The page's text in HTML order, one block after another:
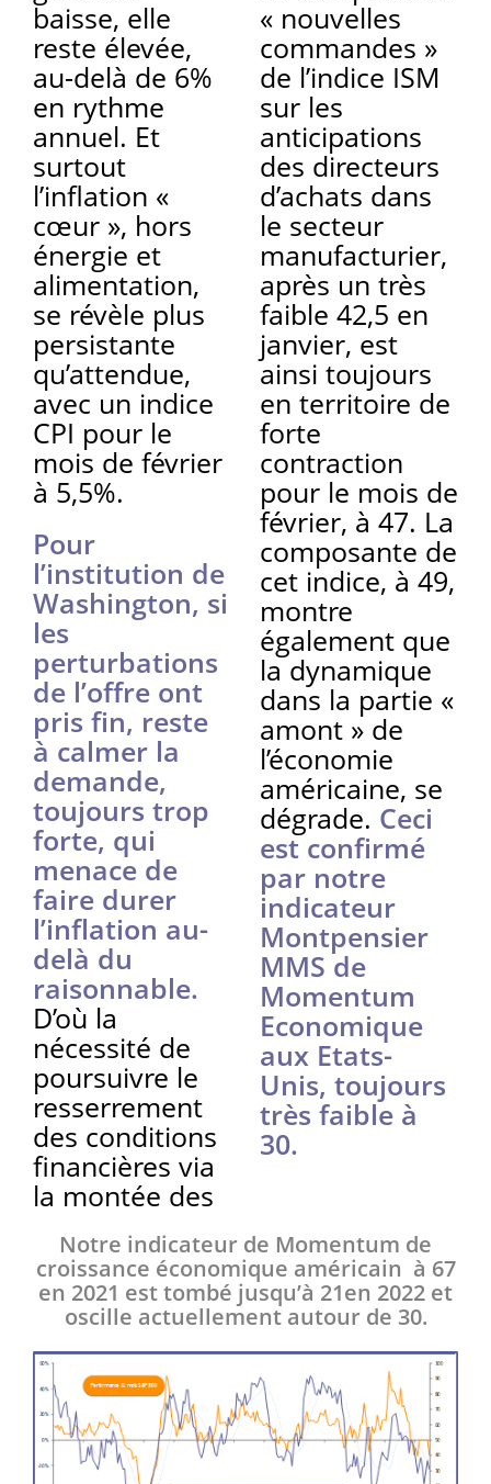
baisse, elle
reste élevée,
au-delà de 6%
en rythme
annuel. Et
surtout
l’inflation «
cœur », hors
énergie et
alimentation,
se révèle plus
persistante
qu’attendue,
avec un indice
CPI pour le
mois de février
à 5,5%.
Pour
l’institution de
Washington, si
les
perturbations
de l’offre ont
pris fin, reste
à calmer la
demande,
toujours trop
forte, qui
menace de
faire durer
l’inflation au-
delà du
raisonnable.
D’où la
nécessité de
poursuivre le
resserrement
des conditions
financières via
la montée des
« nouvelles
commandes »
de l’indice ISM
sur les
anticipations
des directeurs
d’achats dans
le secteur
manufacturier,
après un très
faible 42,5 en
janvier, est
ainsi toujours
en territoire de
forte
contraction
pour le mois de
février, à 47. La
composante de
cet indice, à 49,
montre
également que
la dynamique
dans la partie «
amont » de
l’économie
américaine, se
dégrade. Ceci
est confirmé
par notre
indicateur
Montpensier
MMS de
Momentum
Economique
aux Etats-
Unis, toujours
très faible à
30.
Notre indicateur de Momentum de
croissance économique américain à 67
en 2021 est tombé jusqu’à 21en 2022 et
oscille actuellement autour de 30.